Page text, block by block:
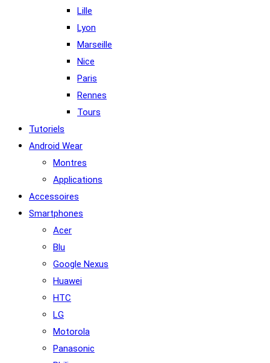
Lille
Lyon
Marseille
Nice
Paris
Rennes
Tours
Tutoriels
Android Wear
Montres
Applications
Accessoires
Smartphones
Acer
Blu
Google Nexus
Huawei
HTC
LG
Motorola
Panasonic